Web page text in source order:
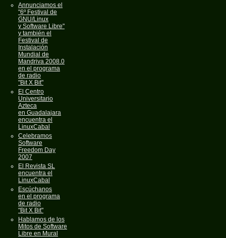
Annunciamos el
"6º Festival de
GNU/Linux
y Software Libre"
y también el
Festival de
Instalación
Mundial de
Mandriva 2008.0
en el programa
de radio
"Bit X Bit"
El Centro
Universitario
Azteca
en Guadalajara
encuentra el
LinuxCabal
Celebramos
Software
Freedom Day
2007
El Revista SL
encuentra el
LinuxCabal
Escúchanos
en el programa
de radio
"Bit X Bit"
Hablamos de los
Mitos de Software
Libre en Mural